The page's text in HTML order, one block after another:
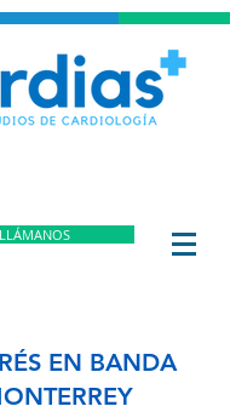
LLÁMANOS
EN BANDA